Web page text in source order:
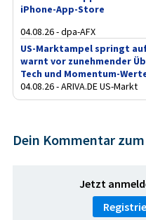
iPhone-App-Store
04.08.26 - dpa-AFX
US-Marktampel springt
warnt vor zunehmender
Tech und Momentum-
04.08.26 - ARIVA.DE US-Markt
Dein Kommentar
Jetzt